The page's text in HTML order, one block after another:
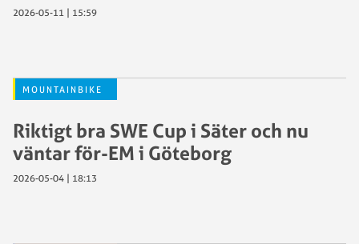
2026-05-11 | 15:59
MOUNTAINBIKE
Riktigt bra SWE Cup i Säter och nu
väntar för-EM i Göteborg
2026-05-04 | 18:13